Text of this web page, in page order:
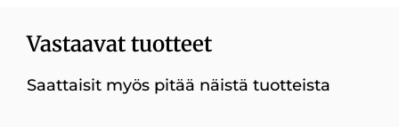
Vastaavat tuotteet
Saattaisit myös pitää näistä tuotteista